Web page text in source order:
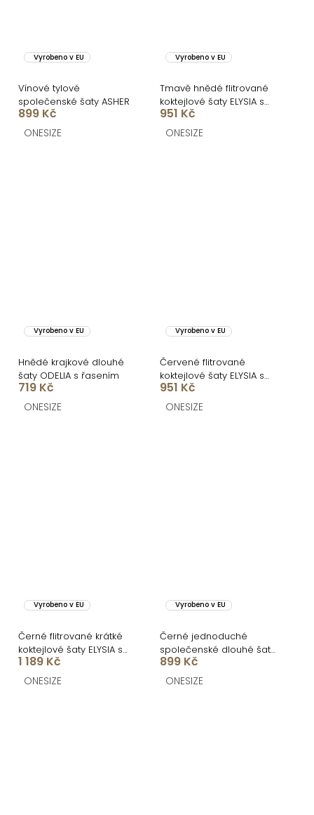
Vyrobeno v EU
Vínové tylové
společenské šaty ASHER
899 Kč
ONESIZE
Vyrobeno v EU
Tmavě hnědé flitrované
koktejlové šaty ELYSIA s
kraťásky
951 Kč
ONESIZE
Vyrobeno v EU
Hnědé krajkové dlouhé
šaty ODELIA s řasením
719 Kč
ONESIZE
Vyrobeno v EU
Červené flitrované
koktejlové šaty ELYSIA s
kraťásky
951 Kč
ONESIZE
Vyrobeno v EU
Černé flitrované krátké
koktejlové šaty ELYSIA s
kraťásky
1 189 Kč
ONESIZE
Vyrobeno v EU
Černé jednoduché
společenské dlouhé šaty
MORIEL
899 Kč
ONESIZE